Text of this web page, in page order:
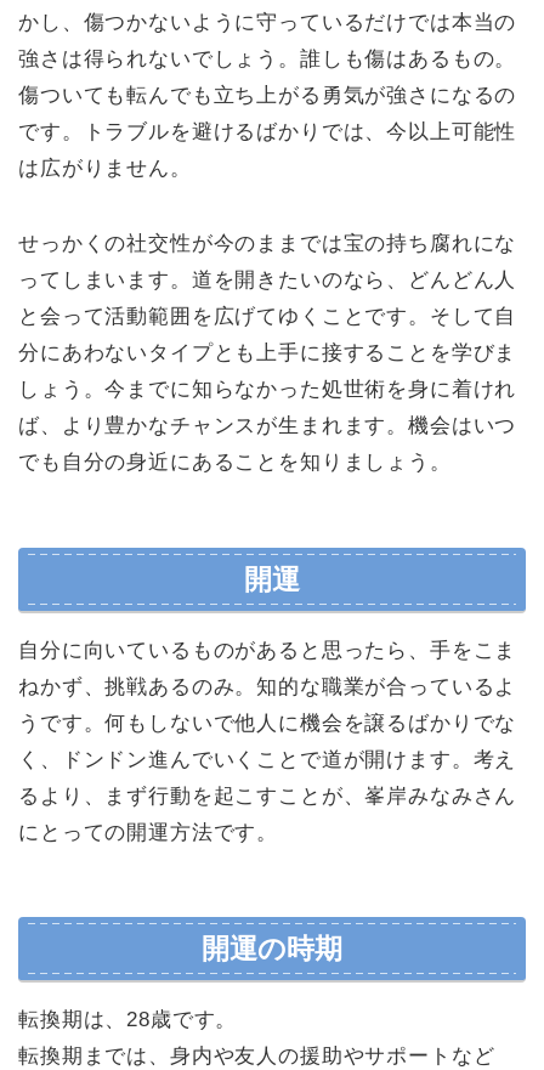
かし、傷つかないように守っているだけでは本当の
強さは得られないでしょう。誰しも傷はあるもの。
傷ついても転んでも立ち上がる勇気が強さになるの
です。トラブルを避けるばかりでは、今以上可能性
は広がりません。
せっかくの社交性が今のままでは宝の持ち腐れにな
ってしまいます。道を開きたいのなら、どんどん人
と会って活動範囲を広げてゆくことです。そして自
分にあわないタイプとも上手に接することを学びま
しょう。今までに知らなかった処世術を身に着けれ
ば、より豊かなチャンスが生まれます。機会はいつ
でも自分の身近にあることを知りましょう。
開運
自分に向いているものがあると思ったら、手をこま
ねかず、挑戦あるのみ。知的な職業が合っているよ
うです。何もしないで他人に機会を譲るばかりでな
く、ドンドン進んでいくことで道が開けます。考え
るより、まず行動を起こすことが、峯岸みなみさん
にとっての開運方法です。
開運の時期
転換期は、28歳です。
転換期までは、身内や友人の援助やサポートなど